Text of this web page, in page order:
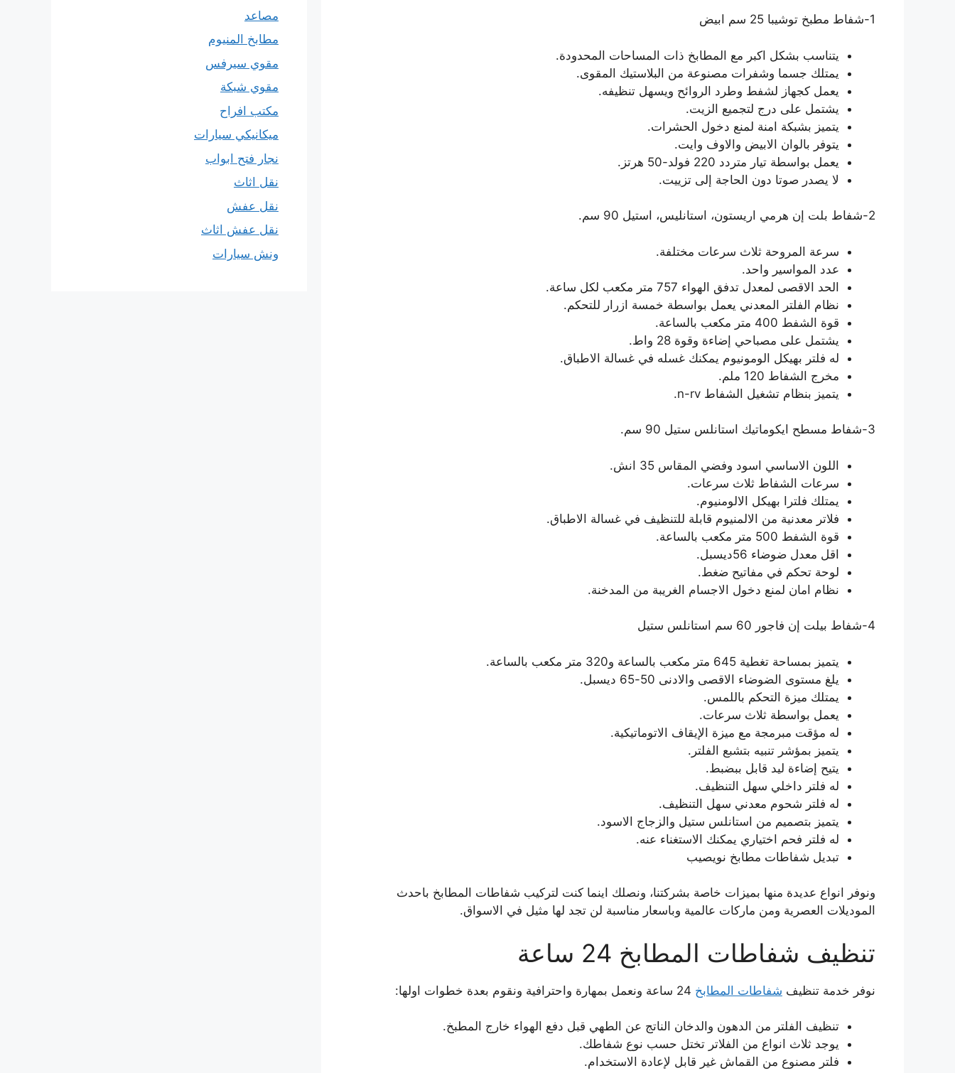
1-شفاط مطبخ توشيبا 25 سم ابيض
يتناسب بشكل اكبر مع المطابخ ذات المساحات المحدودة.
يمتلك جسما وشفرات مصنوعة من البلاستيك المقوى.
يعمل كجهاز لشفط وطرد الروائح ويسهل تنظيفه.
يشتمل على درج لتجميع الزيت.
يتميز بشبكة امنة لمنع دخول الحشرات.
يتوفر بالوان الابيض والاوف وايت.
يعمل بواسطة تيار متردد 220 فولد-50 هرتز.
لا يصدر صوتا دون الحاجة إلى تزييت.
2-شفاط بلت إن هرمي اريستون، استانليس، استيل 90 سم.
سرعة المروحة ثلاث سرعات مختلفة.
عدد المواسير واحد.
الحد الاقصى لمعدل تدفق الهواء 757 متر مكعب لكل ساعة.
نظام الفلتر المعدني يعمل بواسطة خمسة ازرار للتحكم.
قوة الشفط 400 متر مكعب بالساعة.
يشتمل على مصباحي إضاءة وقوة 28 واط.
له فلتر بهيكل الومونيوم يمكنك غسله في غسالة الاطباق.
مخرج الشفاط 120 ملم.
يتميز بنظام تشغيل الشفاط n-rv.
3-شفاط مسطح ايكوماتيك استانلس ستيل 90 سم.
اللون الاساسي اسود وفضي المقاس 35 انش.
سرعات الشفاط ثلاث سرعات.
يمتلك فلترا بهيكل الالومنيوم.
فلاتر معدنية من الالمنيوم قابلة للتنظيف في غسالة الاطباق.
قوة الشفط 500 متر مكعب بالساعة.
اقل معدل ضوضاء 56ديسبل.
لوحة تحكم في مفاتيح ضغط.
نظام امان لمنع دخول الاجسام الغريبة من المدخنة.
4-شفاط بيلت إن فاجور 60 سم استانلس ستيل
يتميز بمساحة تغطية 645 متر مكعب بالساعة و320 متر مكعب بالساعة.
يلغ مستوى الضوضاء الاقصى والادنى 50-65 ديسبل.
يمتلك ميزة التحكم باللمس.
يعمل بواسطة ثلاث سرعات.
له مؤقت مبرمجة مع ميزة الإيقاف الاتوماتيكية.
يتميز بمؤشر تنبيه بتشبع الفلتر.
يتيح إضاءة ليد قابل ببضبط.
له فلتر داخلي سهل التنظيف.
له فلتر شحوم معدني سهل التنظيف.
يتميز بتصميم من استانلس ستيل والزجاج الاسود.
له فلتر فحم اختياري يمكنك الاستغناء عنه.
تبديل شفاطات مطابخ نويصيب
ونوفر انواع عديدة منها بميزات خاصة بشركتنا، ونصلك اينما كنت لتركيب شفاطات المطابخ باحدث
الموديلات العصرية ومن ماركات عالمية وباسعار مناسبة لن تجد لها مثيل في الاسواق.
تنظيف شفاطات المطابخ 24 ساعة
نوفر خدمة تنظيف شفاطات المطابخ
تنظيف الفلتر من الدهون والدخان الناتج عن الطهي قبل دفع الهواء خارج المطبخ.
يوجد ثلاث انواع من الفلاتر تختل حسب نوع شفاطك.
فلتر مصنوع من القماش غير قابل لإعادة الاستخدام.
مصاعد
مطابخ المنيوم
مقوي سيرفس
مقوي شبكة
مكتب افراح
ميكانيكي سيارات
نجار فتح ابواب
نقل اثاث
نقل عفش
نقل عفش اثاث
ونش سيارات